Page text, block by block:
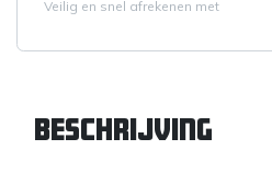
Veilig en snel afrekenen met
Beschrijving